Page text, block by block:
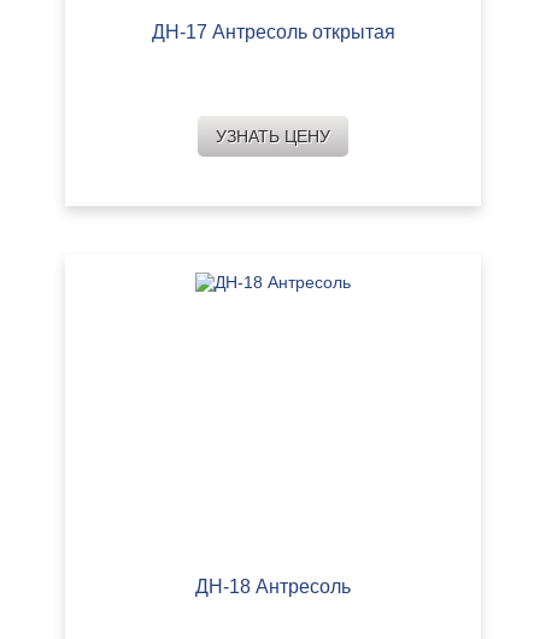
ДН-17 Антресоль открытая
УЗНАТЬ ЦЕНУ
ДН-18 Антресоль